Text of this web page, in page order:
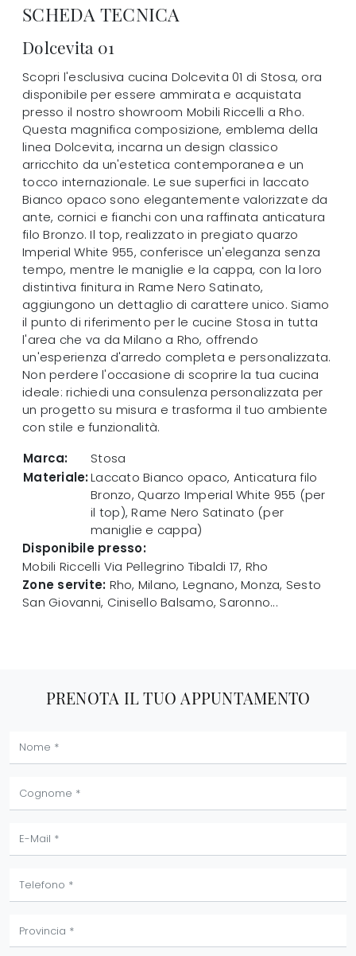
SCHEDA TECNICA
Dolcevita 01
Scopri l'esclusiva cucina Dolcevita 01 di Stosa, ora
disponibile per essere ammirata e acquistata
presso il nostro showroom Mobili Riccelli a Rho.
Questa magnifica composizione, emblema della
linea Dolcevita, incarna un design classico
arricchito da un'estetica contemporanea e un
tocco internazionale. Le sue superfici in laccato
Bianco opaco sono elegantemente valorizzate da
ante, cornici e fianchi con una raffinata anticatura
filo Bronzo. Il top, realizzato in pregiato quarzo
Imperial White 955, conferisce un'eleganza senza
tempo, mentre le maniglie e la cappa, con la loro
distintiva finitura in Rame Nero Satinato,
aggiungono un dettaglio di carattere unico. Siamo
il punto di riferimento per le cucine Stosa in tutta
l'area che va da Milano a Rho, offrendo
un'esperienza d'arredo completa e personalizzata.
Non perdere l'occasione di scoprire la tua cucina
ideale: richiedi una consulenza personalizzata per
un progetto su misura e trasforma il tuo ambiente
con stile e funzionalità.
Marca:
Stosa
Materiale:Laccato Bianco opaco, Anticatura filo
Bronzo, Quarzo Imperial White 955 (per
il top), Rame Nero Satinato (per
maniglie e cappa)
Disponibile presso:
Mobili Riccelli Via Pellegrino Tibaldi 17, Rho
Zone servite: Rho, Milano, Legnano, Monza, Sesto
San Giovanni, Cinisello Balsamo, Saronno...
PRENOTA IL TUO APPUNTAMENTO